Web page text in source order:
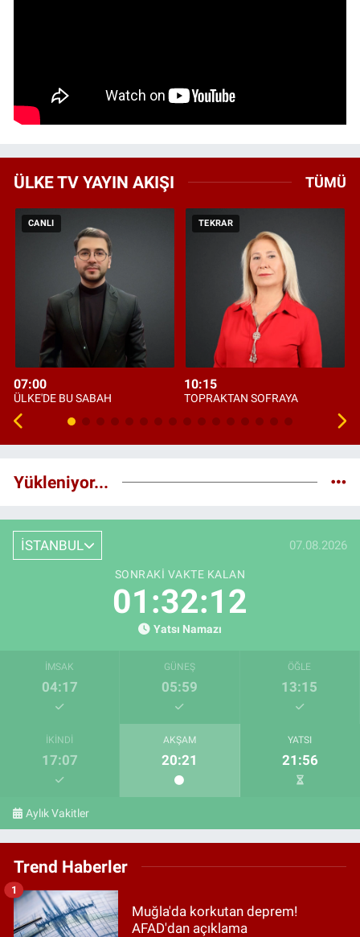
ÜLKE TV YAYIN AKIŞI TÜMÜ
CANLI
07:00
ÜLKE'DE BU SABAH
TEKRAR
10:15
TOPRAKTAN SOFRAYA
Yükleniyor...
İSTANBUL 07.08.2026
SONRAKI VAKTE KALAN
01:32:11
Yatsı Namazı
İMSAK
04:17
GÜNEŞ
05:59
ÖĞLE
13:15
İKINDI
17:07
AKŞAM
20:21
YATSI
21:56
Aylık Vakitler
Trend Haberler
Muğla'da korkutan deprem!
AFAD'dan açıklama
1